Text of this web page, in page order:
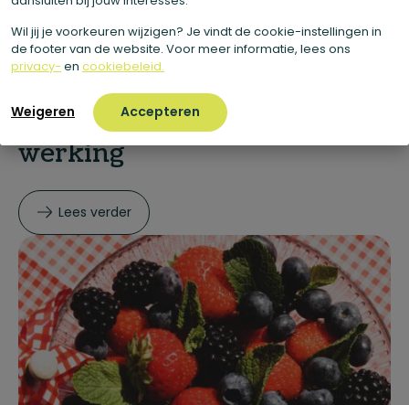
Wil jij je voorkeuren wijzigen? Je vindt de cookie-instellingen in
de footer van de website. Voor meer informatie, lees ons
privacy- en cookiebeleid.
Weigeren Accepteren
08 juli 2026
Alles over vitamine K:
voeding, opname en
werking
Lees verder